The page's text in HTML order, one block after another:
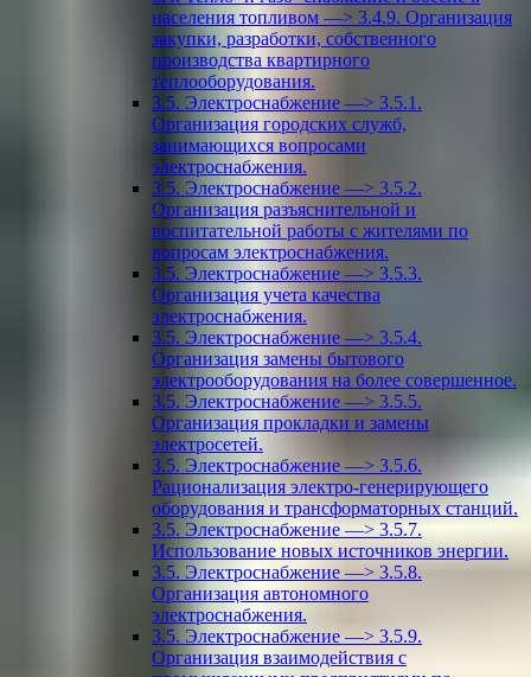
населения топливом —> 3.4.9. Организация
закупки, разработки, собственного
производства квартирного
теплооборудования.
3.5. Электроснабжение —> 3.5.1.
Организация городских служб,
занимающихся вопросами
электроснабжения.
3.5. Электроснабжение —> 3.5.2.
Организация разъяснительной и
воспитательной работы с жителями по
вопросам электроснабжения.
3.5. Электроснабжение —> 3.5.3.
Организация учета качества
электроснабжения.
3.5. Электроснабжение —> 3.5.4.
Организация замены бытового
электрооборудования на более совершенное.
3.5. Электроснабжение —> 3.5.5.
Организация прокладки и замены
электросетей.
3.5. Электроснабжение —> 3.5.6.
Рационализация электро-генерирующего
оборудования и трансформаторных станций.
3.5. Электроснабжение —> 3.5.7.
Использование новых источников энергии.
3.5. Электроснабжение —> 3.5.8.
Организация автономного
электроснабжения.
3.5. Электроснабжение —> 3.5.9.
Организация взаимодействия с